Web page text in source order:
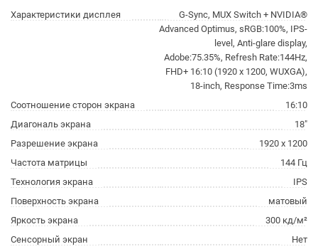
Характеристики дисплея
G-Sync, MUX Switch + NVIDIA®
Advanced Optimus, sRGB:100%, IPS-
level, Anti-glare display,
Adobe:75.35%, Refresh Rate:144Hz,
FHD+ 16:10 (1920 x 1200, WUXGA),
18-inch, Response Time:3ms
Соотношение сторон экрана
16:10
Диагональ экрана
18"
Разрешение экрана
1920 x 1200
Частота матрицы
144 Гц
Технология экрана
IPS
Поверхность экрана
матовый
Яркость экрана
300 кд/м²
Сенсорный экран
Нет